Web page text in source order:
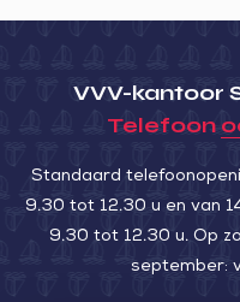
VVV-kantoor
Telefoon
Standaard
9.30 tot 12.30 u en van
9.30 tot 12.30 u. Op
september: